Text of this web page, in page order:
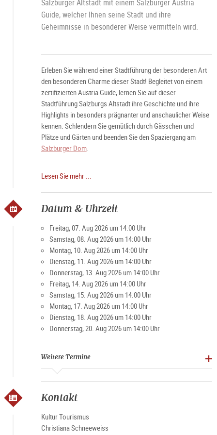
Salzburger Altstadt mit einem Salzburger Austria
Guide, welcher Ihnen seine Stadt und ihre
Geheimnisse in besonderer Weise vermitteln wird.
Erleben Sie während einer Stadtführung der besonderen Art
den besonderen Charme dieser Stadt! Begleitet von einem
zertifizierten Austria Guide, lernen Sie auf dieser
Stadtführung Salzburgs Altstadt ihre Geschichte und ihre
Highlights in besonders prägnanter und anschaulicher Weise
kennen. Schlendern Sie gemütlich durch Gässchen und
Plätze und Gärten und beenden Sie den Spaziergang am
Salzburger Dom.
Beachten Sie unsere Sonderkonditionen für Gruppen (bis 25
• Buchung fürKleingruppen, Familien und Einzelgäste
einer Gruppengröße ab 8 Personen) neu!
• Buchung fürGruppen max. 25 Pers. Stadtführung
klassisch
• Buchung fürGruppen max. 25 Pers.Klangvolles Salzburg
Buchungonlineerforderlich (begrenzte Teilnehmerzahl)
Die Führung bewegt sich ausschließlich im innersten Kern der
Altstadt Salzburg und kann daher auch von Menschen,
welche weniger gut zu Fuß sind, leicht bewältigt werden.
Alle weiteren Details und wichtigen Informationen und viele
weitere Angebote finden Sie auf der
Guide:
Mag.a Christiana Schneeweiß,
Lesen Sie mehr ...
Datum & Uhrzeit
Freitag, 07. Aug 2026 um 14:00 Uhr
Samstag, 08. Aug 2026 um 14:00 Uhr
Montag, 10. Aug 2026 um 14:00 Uhr
Dienstag, 11. Aug 2026 um 14:00 Uhr
Donnerstag, 13. Aug 2026 um 14:00 Uhr
Freitag, 14. Aug 2026 um 14:00 Uhr
Samstag, 15. Aug 2026 um 14:00 Uhr
Montag, 17. Aug 2026 um 14:00 Uhr
Dienstag, 18. Aug 2026 um 14:00 Uhr
Donnerstag, 20. Aug 2026 um 14:00 Uhr
Weitere Termine
Kontakt
Kultur Tourismus
Christiana Schneeweiss